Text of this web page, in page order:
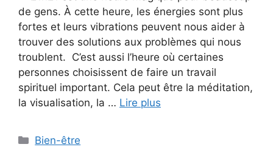
de gens. À cette heure, les énergies sont plus
fortes et leurs vibrations peuvent nous aider à
trouver des solutions aux problèmes qui nous
troublent. C’est aussi l’heure où certaines
personnes choisissent de faire un travail
spirituel important. Cela peut être la méditation,
la visualisation, la … Lire plus
Categories
Bien-être